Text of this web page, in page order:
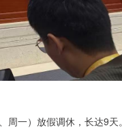
一）放假调休，长达9天。